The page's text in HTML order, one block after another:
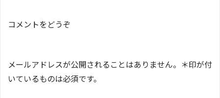
コメントをどうぞ
メールアドレスが公開されることはありません。＊印が付
いているものは必須です。